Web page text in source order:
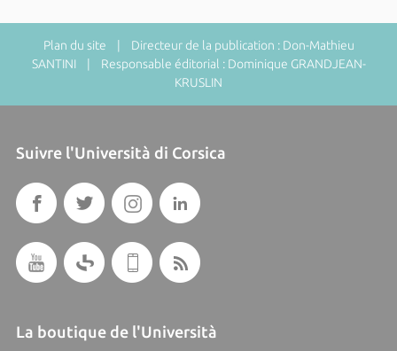
Plan du site | Directeur de la publication : Don-Mathieu
SANTINI | Responsable éditorial : Dominique GRANDJEAN-
KRUSLIN
Suivre l'Università di Corsica
La boutique de l'Università